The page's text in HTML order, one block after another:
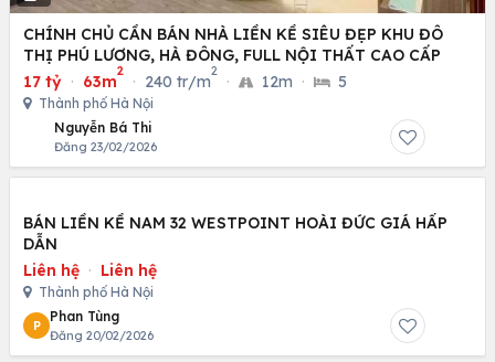
CHÍNH CHỦ CẦN BÁN NHÀ LIỀN KỀ SIÊU ĐẸP KHU ĐÔ
THỊ PHÚ LƯƠNG, HÀ ĐÔNG, FULL NỘI THẤT CAO CẤP
17 tỷ · 63m
2
· 240 tr/m
2
· 12m · 5
Thành phố Hà Nội
Nguyễn Bá Thi
Đăng 23/02/2026
BÁN LIỀN KỀ NAM 32 WESTPOINT HOÀI ĐỨC GIÁ HẤP
DẪN
Liên hệ · Liên hệ
Thành phố Hà Nội
P
Phan Tùng
Đăng 20/02/2026